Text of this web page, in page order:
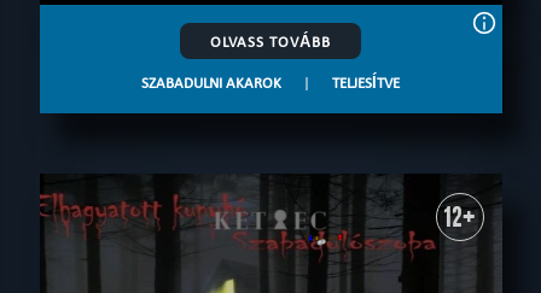
OLVASS TOVÁBB
SZABADULNI AKAROK | TELJESÍTVE
12+